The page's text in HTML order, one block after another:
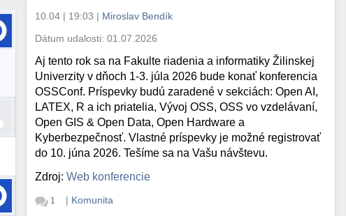
10.04 | 19:03 | Miroslav Bendík
Dátum udalosti:01.07.2026
Aj tento rok sa na Fakulte riadenia a informatiky Žilinskej
Univerzity v dňoch 1-3. júla 2026 bude konať konferencia
OSSConf. Príspevky budú zaradené v sekciách: Open AI,
LATEX, R a ich priatelia, Vývoj OSS, OSS vo vzdelávaní,
Open GIS & Open Data, Open Hardware a
Kyberbezpečnosť. Vlastné príspevky je možné registrovať
do 10. júna 2026. Tešíme sa na Vašu návštevu.
Zdroj:Web konferencie
1 | Komunita